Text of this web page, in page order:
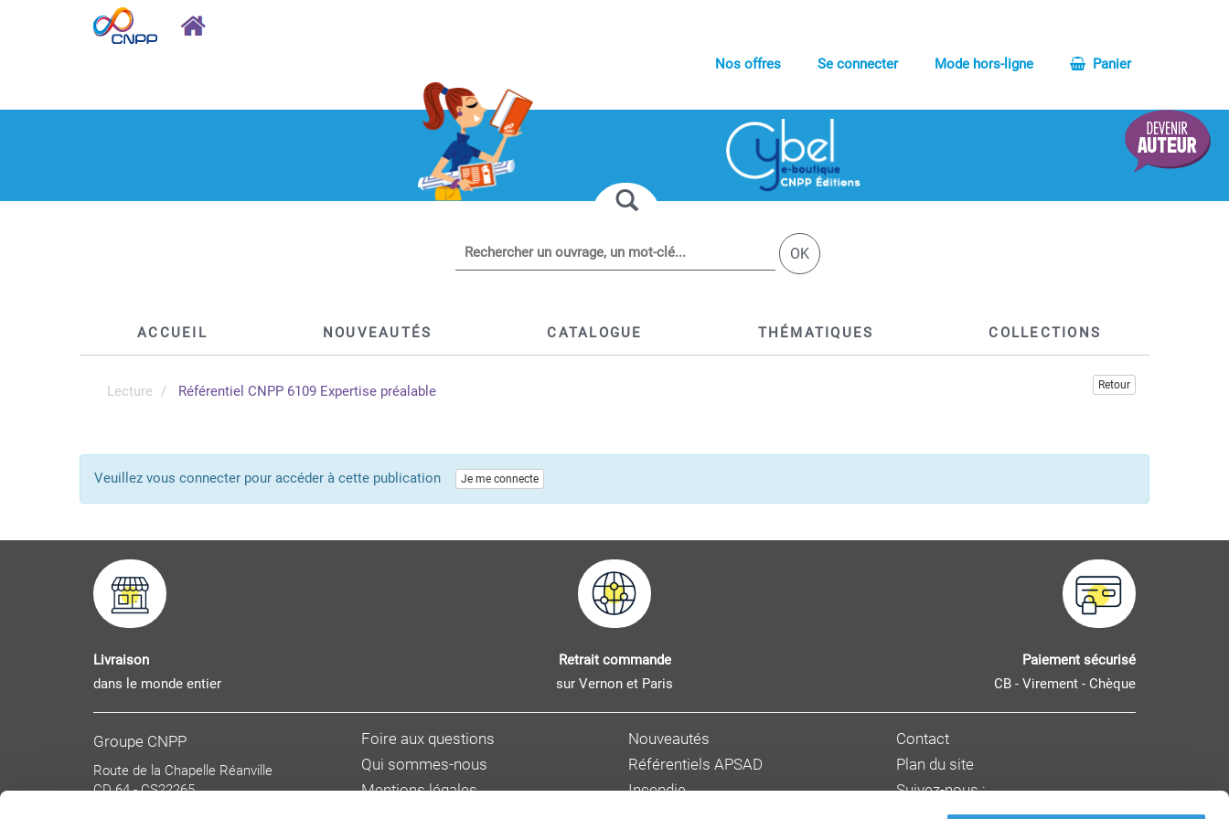
Nos offres Se connecter Mode hors-ligne Panier
OK
ACCUEIL NOUVEAUTÉS CATALOGUE THÉMATIQUES COLLECTIONS
Lecture Référentiel CNPP 6109 Expertise préalable Retour
Veuillez vous connecter pour accéder à cette publication Je me connecte
Livraison
dans le monde entier
Retrait commande
sur Vernon et Paris
Paiement sécurisé
CB - Virement - Chèque
Groupe CNPP
Route de la Chapelle Réanville
CD 64 - CS22265
Foire aux questions
Qui sommes-nous
Mentions légales
Nouveautés
Référentiels APSAD
Incendie
Contact
Plan du site
Suivez-nous :